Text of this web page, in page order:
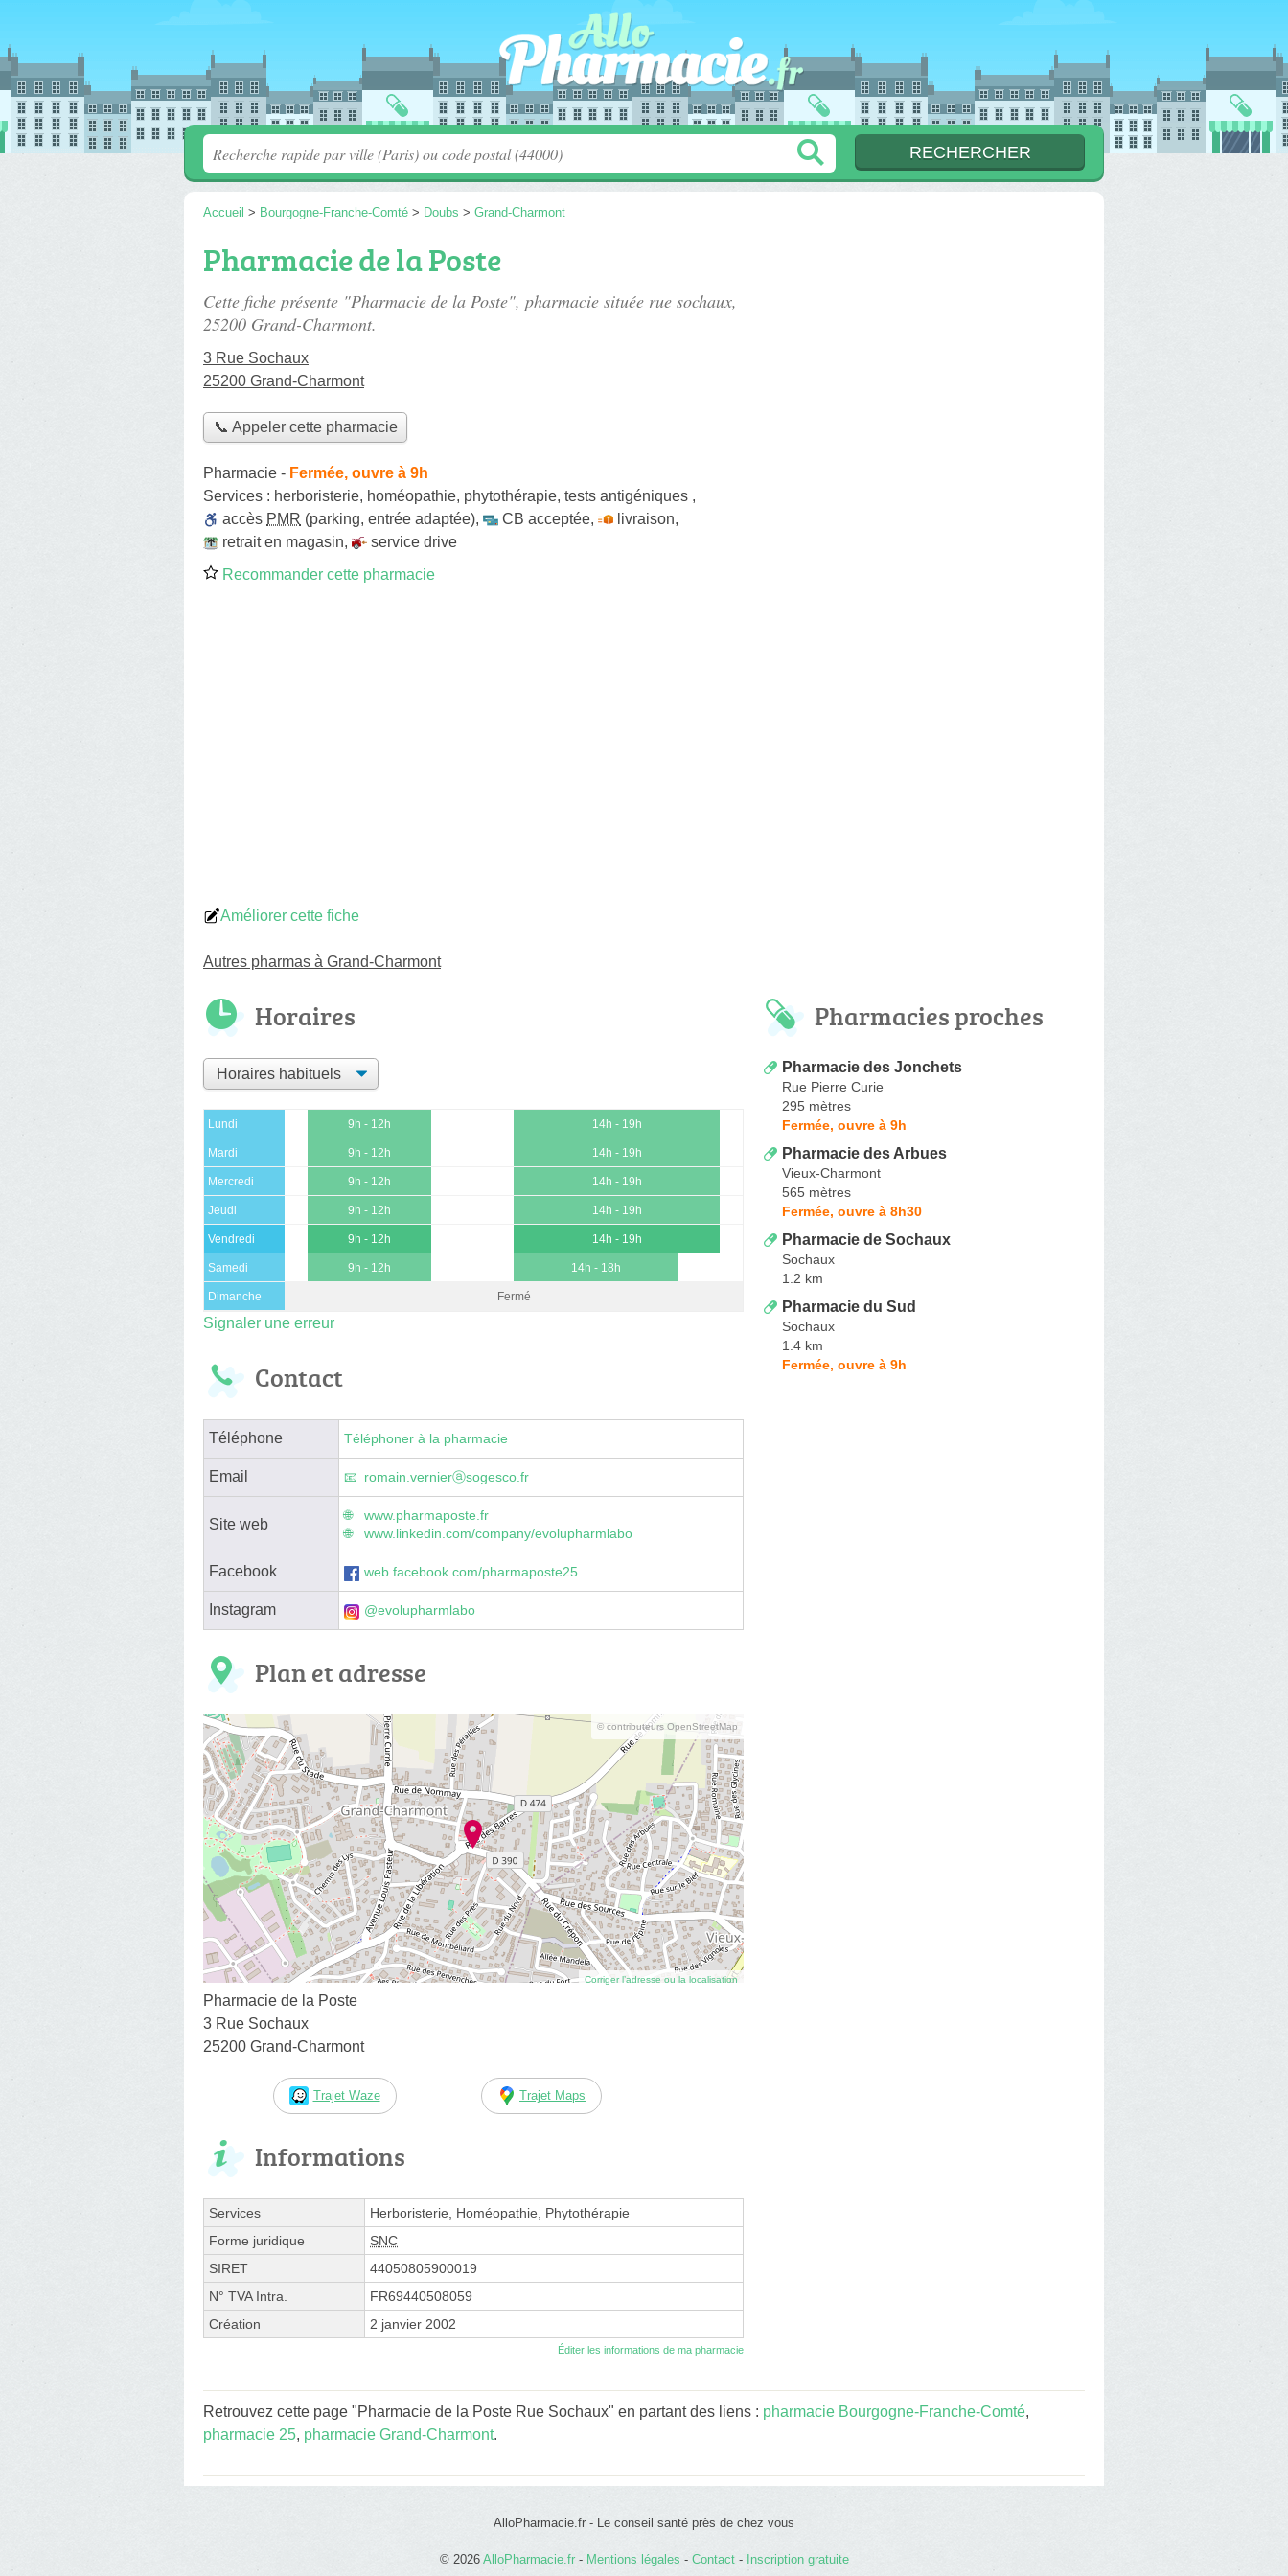
Accueil > Bourgogne-Franche-Comté > Doubs > Grand-Charmont
Pharmacie de la Poste
Cette fiche présente "Pharmacie de la Poste", pharmacie située rue sochaux,
25200 Grand-Charmont.
3 Rue Sochaux
25200 Grand-Charmont
📞 Appeler cette pharmacie
Pharmacie - Fermée, ouvre à 9h
Services : herboristerie, homéopathie, phytothérapie, tests antigéniques ,
accès PMR (parking, entrée adaptée), CB acceptée, livraison,
retrait en magasin,
service drive
Recommander cette pharmacie
Améliorer cette fiche
Autres pharmas à Grand-Charmont
Horaires
Lundi 9h - 12h 14h - 19h
Mardi 9h - 12h 14h - 19h
Mercredi 9h - 12h 14h - 19h
Jeudi 9h - 12h 14h - 19h
Vendredi 9h - 12h 14h - 19h
Samedi 9h - 12h 14h - 18h
Dimanche Fermé
Signaler une erreur
Contact
Téléphone Téléphoner à la pharmacie
Email romain.vernierⓐsogesco.fr
Site web
www.pharmaposte.fr
www.linkedin.com/company/evolupharmlabo
Facebook web.facebook.com/pharmaposte25
Instagram @evolupharmlabo
Plan et adresse
© contributeurs OpenStreetMap
Corriger l’adresse ou la localisation
Pharmacie de la Poste
3 Rue Sochaux
25200 Grand-Charmont
Trajet Waze Trajet Maps
Informations
Services
Herboristerie, Homéopathie, Phytothérapie
Forme juridique
SNC
SIRET
44050805900019
N° TVA Intra.
FR69440508059
Création
2 janvier 2002
Éditer les informations de ma pharmacie
Pharmacies proches
Pharmacie des Jonchets
Rue Pierre Curie
295 mètres
Fermée, ouvre à 9h
Pharmacie des Arbues
Vieux-Charmont
565 mètres
Fermée, ouvre à 8h30
Pharmacie de Sochaux
Sochaux
1.2 km
Pharmacie du Sud
Sochaux
1.4 km
Fermée, ouvre à 9h
Retrouvez cette page "Pharmacie de la Poste Rue Sochaux" en partant des liens : pharmacie Bourgogne-Franche-Comté,
pharmacie 25, pharmacie Grand-Charmont.
AlloPharmacie.fr - Le conseil santé près de chez vous
© 2026 AlloPharmacie.fr - Mentions légales - Contact- Inscription gratuite